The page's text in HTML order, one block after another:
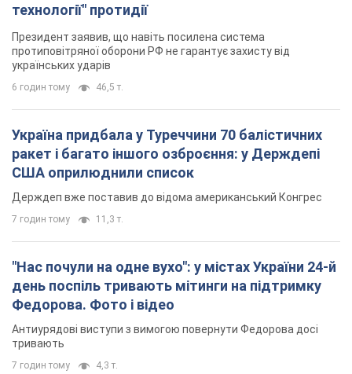
технології" протидії
Президент заявив, що навіть посилена система
протиповітряної оборони РФ не гарантує захисту від
українських ударів
6 годин тому 46,5 т.
Україна придбала у Туреччини 70 балістичних
ракет і багато іншого озброєння: у Держдепі
США оприлюднили список
Держдеп вже поставив до відома американський Конгрес
7 годин тому 11,3 т.
"Нас почули на одне вухо": у містах України 24-й
день поспіль тривають мітинги на підтримку
Федорова. Фото і відео
Антиурядові виступи з вимогою повернути Федорова досі
тривають
7 годин тому 4,3 т.